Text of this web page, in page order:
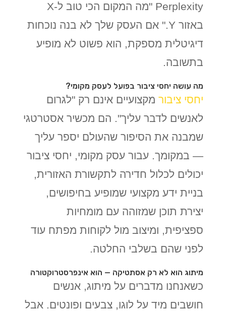
Perplexity "מה המקום הכי טוב ל-X
באזור Y." אם העסק שלך לא בנה נוכחות
דיגיטלית מספקת, הוא פשוט לא מופיע
בתשובה.
מה עושה יחסי ציבור בפועל לעסק מקומי?
יחסי ציבור מקצועיים אינם רק "לגרום
לאנשים לדבר עליך". הם מכשיר אסטרטגי
שמבנה את הסיפור שהעולם יספר עליך
— במקומך. עבור עסק מקומי, יחסי ציבור
יכולים לכלול חדירה לתקשורת האזורית,
בניית ידע מקצועי שמופיע בחיפושים,
יצירת תוכן שמזוהה עם מומחיות
ספציפית, ומיצוב מול לקוחות מפתח עוד
לפני שהם בשלבי החלטה.
מיתוג הוא לא רק אסתטיקה — הוא אינפרסטרוקטורה
כשאנחנו מדברים על מיתוג, אנשים
חושבים מיד על לוגו, צבעים ופונטים. אבל